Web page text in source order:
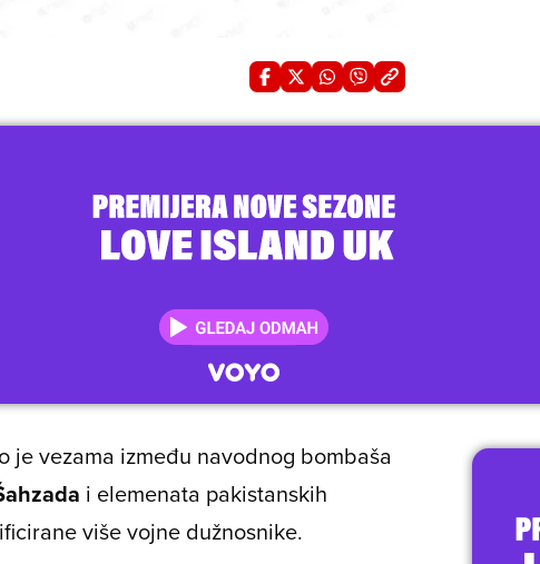
vezama između navodnog bombaša
i elemenata pakistanskih
više vojne dužnosnike.